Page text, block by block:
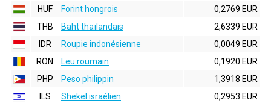
HUF Forint hongrois
0,2769 EUR
THB
Baht thaïlandais
2,6339 EUR
IDR
Roupie indonésienne
0,0049 EUR
RON
Leu roumain
0,1920 EUR
PHP
Peso philippin
1,3918 EUR
ILS
Shekel israélien
0,2953 EUR